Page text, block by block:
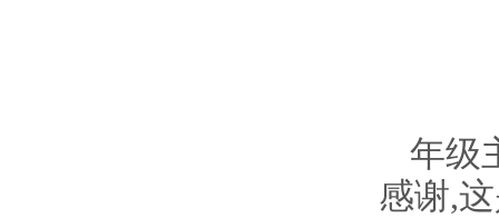
年级
感谢,